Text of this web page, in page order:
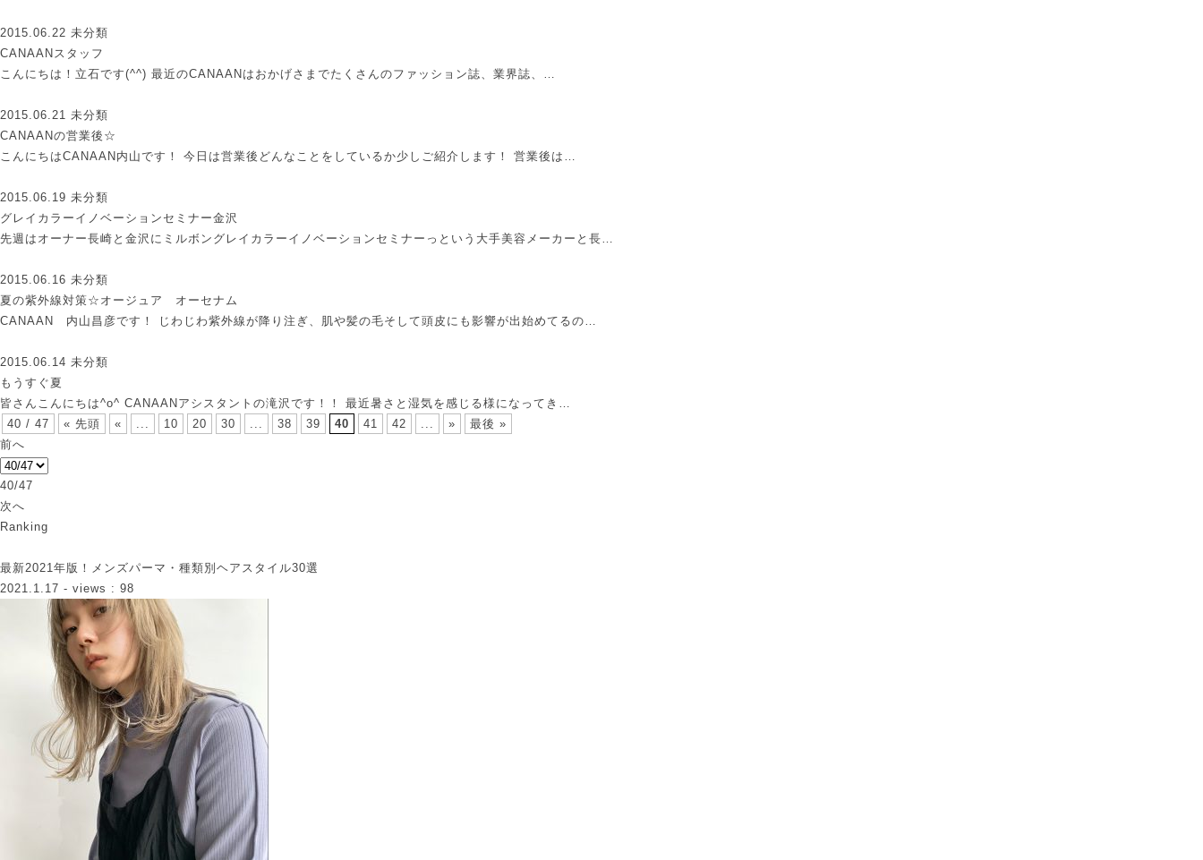
2015.06.22 未分類
CANAANスタッフ
こんにちは！立石です(^^) 最近のCANAANはおかげさまでたくさんのファッション誌、業界誌、…
2015.06.21 未分類
CANAANの営業後☆
こんにちはCANAAN内山です！ 今日は営業後どんなことをしているか少しご紹介します！ 営業後は…
2015.06.19 未分類
グレイカラーイノベーションセミナー金沢
先週はオーナー長崎と金沢にミルボングレイカラーイノベーションセミナーっという大手美容メーカーと長…
2015.06.16 未分類
夏の紫外線対策☆オージュア オーセナム
CANAAN 内山昌彦です！ じわじわ紫外線が降り注ぎ、肌や髪の毛そして頭皮にも影響が出始めてるの…
2015.06.14 未分類
もうすぐ夏
皆さんこんにちは^o^ CANAANアシスタントの滝沢です！！ 最近暑さと湿気を感じる様になってき…
40 / 47
« 先頭 « ... 10 20 30 ... 38 39 40 41 42 ... »
最後 »
前へ
40/47
次へ
Ranking
最新2021年版！メンズパーマ・種類別ヘアスタイル30選
2021.1.17 - views : 98